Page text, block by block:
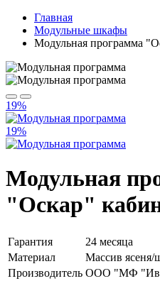
Главная
Модульные шкафы
Модульная программа
19%
19%
Модульная
"Оскар"
Гарантия
24 месяца
Материал
Массив
Производитель ООО "МФ